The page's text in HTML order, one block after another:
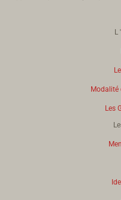
L
Modalité
Les